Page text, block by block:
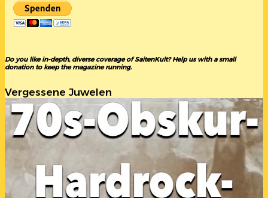
Do you like in-depth, diverse coverage of SaitenKult? Help us with a small
donation to keep the magazine running.
Vergessene Juwelen